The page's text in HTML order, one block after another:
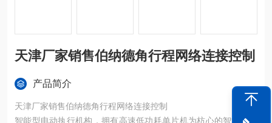
天津厂家销售伯纳德角行程网络连接控制
产品简介
天津厂家销售伯纳德角行程网络连接控制
智能型电动执行机构，拥有高速低功耗单片机为枋心的智能信号